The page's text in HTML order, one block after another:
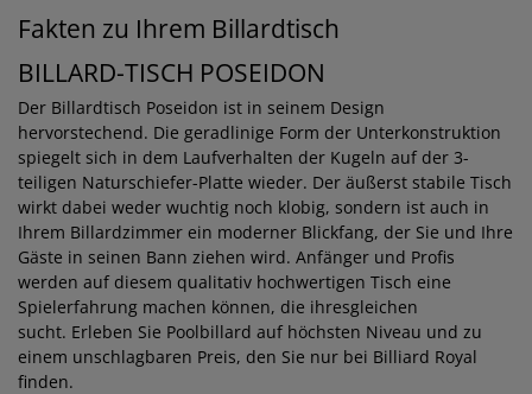
Fakten zu Ihrem Billardtisch
BILLARD-TISCH POSEIDON
Der Billardtisch Poseidon ist in seinem Design
hervorstechend. Die geradlinige Form der Unterkonstruktion
spiegelt sich in dem Laufverhalten der Kugeln auf der 3-
teiligen Naturschiefer-Platte wieder. Der äußerst stabile Tisch
wirkt dabei weder wuchtig noch klobig, sondern ist auch in
Ihrem Billardzimmer ein moderner Blickfang, der Sie und Ihre
Gäste in seinen Bann ziehen wird. Anfänger und Profis
werden auf diesem qualitativ hochwertigen Tisch eine
Spielerfahrung machen können, die ihresgleichen
sucht. Erleben Sie Poolbillard auf höchsten Niveau und zu
einem unschlagbaren Preis, den Sie nur bei Billiard Royal
finden.